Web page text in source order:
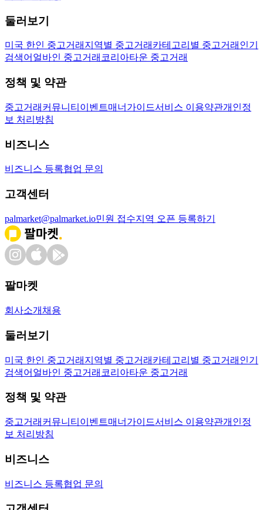
둘러보기
미국 한인 중고거래 지역별 중고거래 카테고리별 중고거래 인기
검색어 얼바인 중고거래 코리아타운 중고거래
정책 및 약관
중고거래 커뮤니티 이벤트매너가이드서비스 이용약관개인정
보 처리방침
비즈니스
비즈니스 등록협업 문의
고객센터
palmarket@palmarket.io민원 접수지역 오픈 등록하기
팔마켓
회사소개 채용
둘러보기
미국 한인 중고거래 지역별 중고거래 카테고리별 중고거래 인기
검색어 얼바인 중고거래 코리아타운 중고거래
정책 및 약관
중고거래 커뮤니티 이벤트매너가이드서비스 이용약관개인정
보 처리방침
비즈니스
비즈니스 등록협업 문의